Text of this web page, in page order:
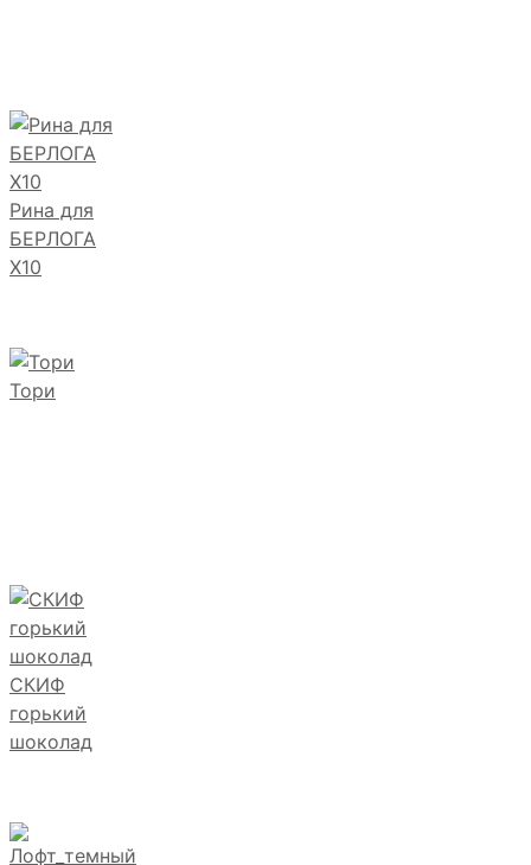
Рина для
БЕРЛОГА
Х10
Тори
СКИФ
горький
шоколад